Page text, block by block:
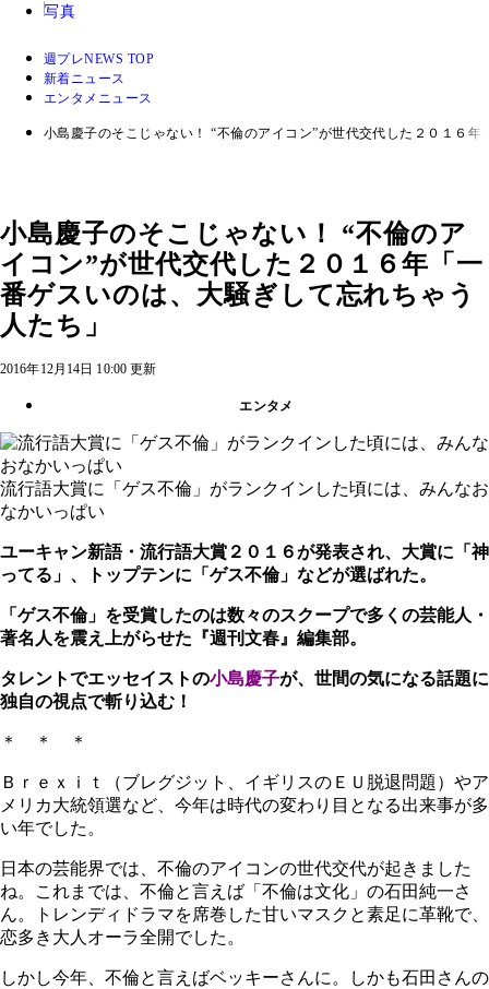
写真
週プレNEWS TOP
新着ニュース
エンタメニュース
小島慶子のそこじゃない！ “不倫のアイコン”が世代交代した２０１６
小島慶子のそこじゃない！ “不倫のア
イコン”が世代交代した２０１６年「一
番ゲスいのは、大騒ぎして忘れちゃう
人たち」
2016年12月14日 10:00 更新
エンタメ
流行語大賞に「ゲス不倫」がランクインした頃には、みんなお
なかいっぱい
ユーキャン新語・流行語大賞２０１６が発表され、大賞に「神
ってる」、トップテンに「ゲス不倫」などが選ばれた。
「ゲス不倫」を受賞したのは数々のスクープで多くの芸能人・
著名人を震え上がらせた『週刊文春』編集部。
タレントでエッセイストの小島慶子が、世間の気になる話題に
独自の視点で斬り込む！
＊ ＊ ＊
Ｂｒｅｘｉｔ（ブレグジット、イギリスのＥＵ脱退問題）やア
メリカ大統領選など、今年は時代の変わり目となる出来事が多
い年でした。
日本の芸能界では、不倫のアイコンの世代交代が起きました
ね。これまでは、不倫と言えば「不倫は文化」の石田純一さ
ん。トレンディドラマを席巻した甘いマスクと素足に革靴で、
恋多き大人オーラ全開でした。
しかし今年、不倫と言えばベッキーさんに。しかも石田さんの